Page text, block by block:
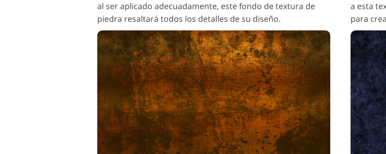
al ser aplicado adecuadamente, este fondo de textura de
piedra resaltará todos los detalles de su diseño.
a esta
para